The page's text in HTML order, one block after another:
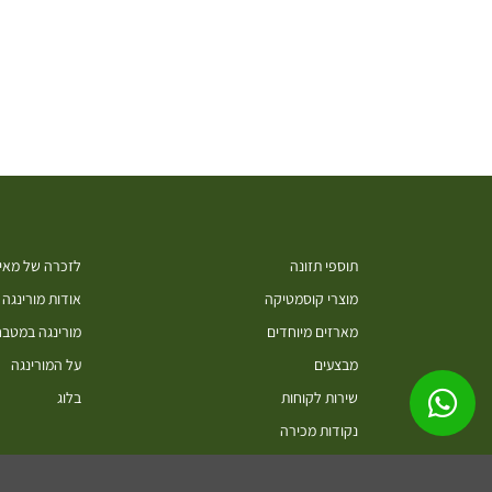
תוספי תזונה
מוצרי קוסמטיקה
מארזים מיוחדים
מבצעים
שירות לקוחות
נקודות מכירה
לזכרה של
אודות מורינגה
מורינגה
על המורינגה
בלוג